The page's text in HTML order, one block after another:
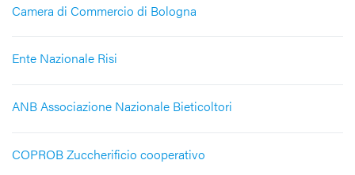
Camera di Commercio di Bologna
Ente Nazionale Risi
ANB Associazione Nazionale Bieticoltori
COPROB Zuccherificio cooperativo